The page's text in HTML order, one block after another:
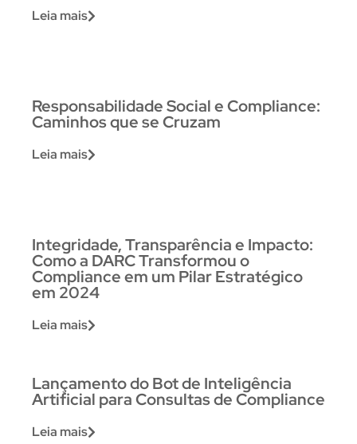
Leia mais
Responsabilidade Social e Compliance:
Caminhos que se Cruzam
Leia mais
Integridade, Transparência e Impacto:
Como a DARC Transformou o
Compliance em um Pilar Estratégico
em 2024
Leia mais
Lançamento do Bot de Inteligência
Artificial para Consultas de Compliance
Leia mais